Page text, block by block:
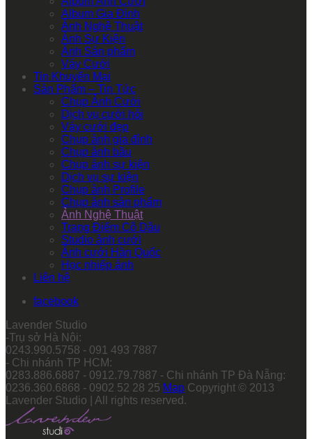
Album Gia Đình
Ảnh Nghệ Thuật
Ảnh Sự Kiện
Ảnh Sản phẩm
Váy Cưới
Tin Khuyến Mại
Sản Phẩm – Tin Tức
Chụp Ảnh Cưới
Dịch vụ cưới hỏi
Váy cưới đẹp
Chụp ảnh gia đình
Chụp ảnh bầu
Chụp ảnh sự kiện
Dịch vụ sự kiện
Chụp ảnh Profile
Chụp ảnh sản phẩm
Ảnh Nghệ Thuật
Trang Điểm Cô Dâu
Studio ảnh cưới
Ảnh cưới Hàn Quốc
Học nhiếp ảnh
Liên hệ
facebook
Lavender Studio
-Trụ sở Hà Nội:
0243.990.5758 - 091 493 7887
- Chi nhánh TP HCM:
0283.886.6887 - 0912.79.7887 - Chi nhánh TP Đà Nẵng:
0236.360.6868 - 0902 52 28 25 Map Copyright © 2013
Lavender Studio | All rights reserved.